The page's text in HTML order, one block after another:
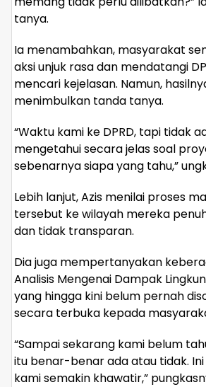
tanya.
Ia menambahkan, masyarakat
aksi unjuk rasa dan mendatangi
mencari kejelasan. Namun,
menimbulkan tanda tanya.
“Waktu kami ke DPRD, tapi tidak
mengetahui secara jelas soal
sebenarnya siapa yang tahu,”
Lebih lanjut, Azis menilai proses
tersebut ke wilayah mereka
dan tidak transparan.
Dia juga mempertanyakan
Analisis Mengenai Dampak
yang hingga kini belum pernah
secara terbuka kepada
“Sampai sekarang kami belum
itu benar-benar ada atau tidak.
kami semakin khawatir,”